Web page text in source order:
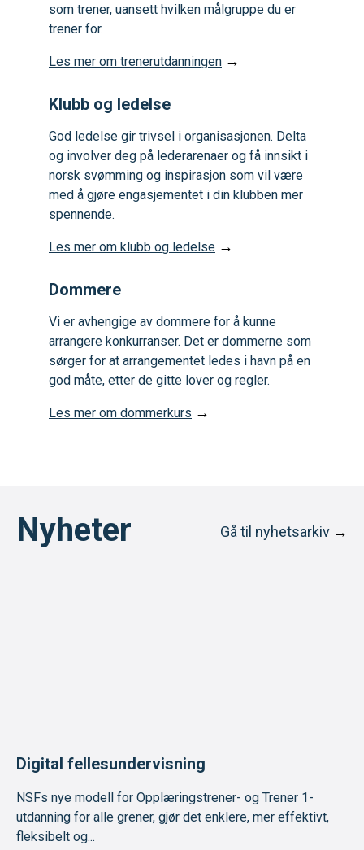
som trener, uansett hvilken målgruppe du er
trener for.
Les mer om trenerutdanningen →
Klubb og ledelse
God ledelse gir trivsel i organisasjonen. Delta
og involver deg på lederarenaer og få innsikt i
norsk svømming og inspirasjon som vil være
med å gjøre engasjementet i din klubben mer
spennende.
Les mer om klubb og ledelse →
Dommere
Vi er avhengige av dommere for å kunne
arrangere konkurranser. Det er dommerne som
sørger for at arrangementet ledes i havn på en
god måte, etter de gitte lover og regler.
Les mer om dommerkurs →
Gå til nyhetsarkiv →
Nyheter
Digital fellesundervisning
NSFs nye modell for Opplæringstrener- og Trener 1-
utdanning for alle grener, gjør det enklere, mer effektivt,
fleksibelt og...